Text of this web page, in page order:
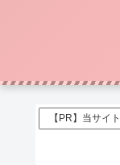
【PR】当サイ